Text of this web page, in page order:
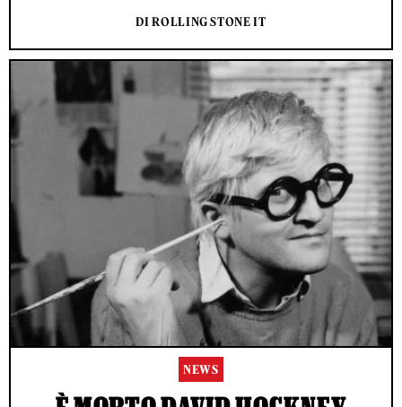
DI ROLLING STONE IT
NEWS